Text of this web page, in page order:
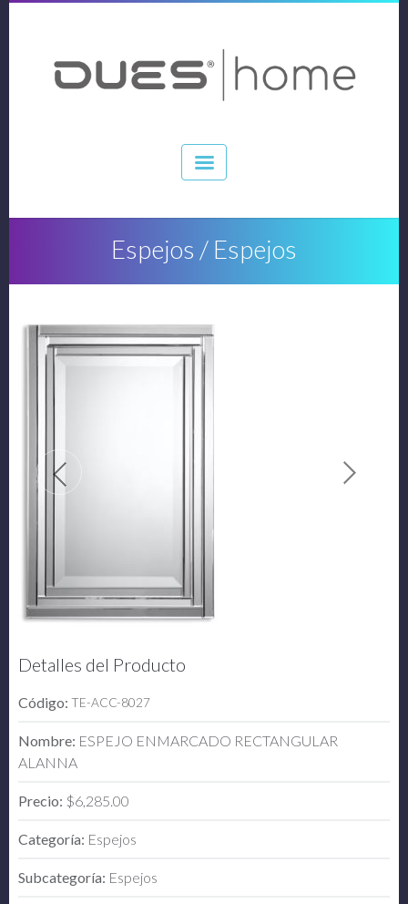
Espejos / Espejos
Detalles del Producto
Código: TE-ACC-8027
Nombre: ESPEJO ENMARCADO RECTANGULAR
ALANNA
Precio: $6,285.00
Categoría: Espejos
Subcategoría: Espejos